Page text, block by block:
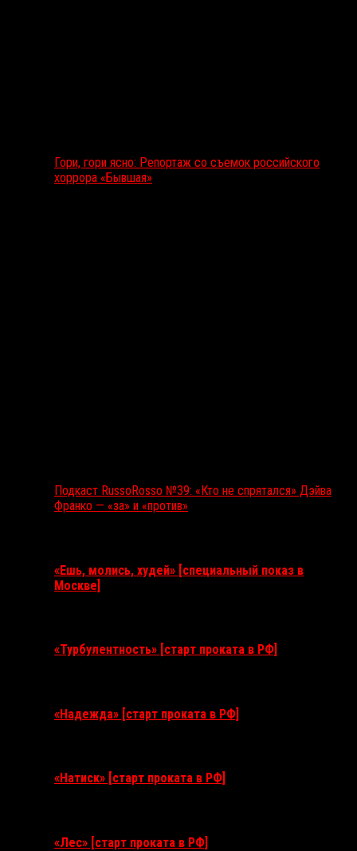
Гори, гори ясно: Репортаж со съемок российского
хоррора «Бывшая»
Подкаст RussoRosso №39: «Кто не спрятался» Дэйва
Франко — «за» и «против»
«Ешь, молись, худей» [специальный показ в
Москве]
«Турбулентность» [старт проката в РФ]
«Надежда» [старт проката в РФ]
«Натиск» [старт проката в РФ]
«Лес» [старт проката в РФ]